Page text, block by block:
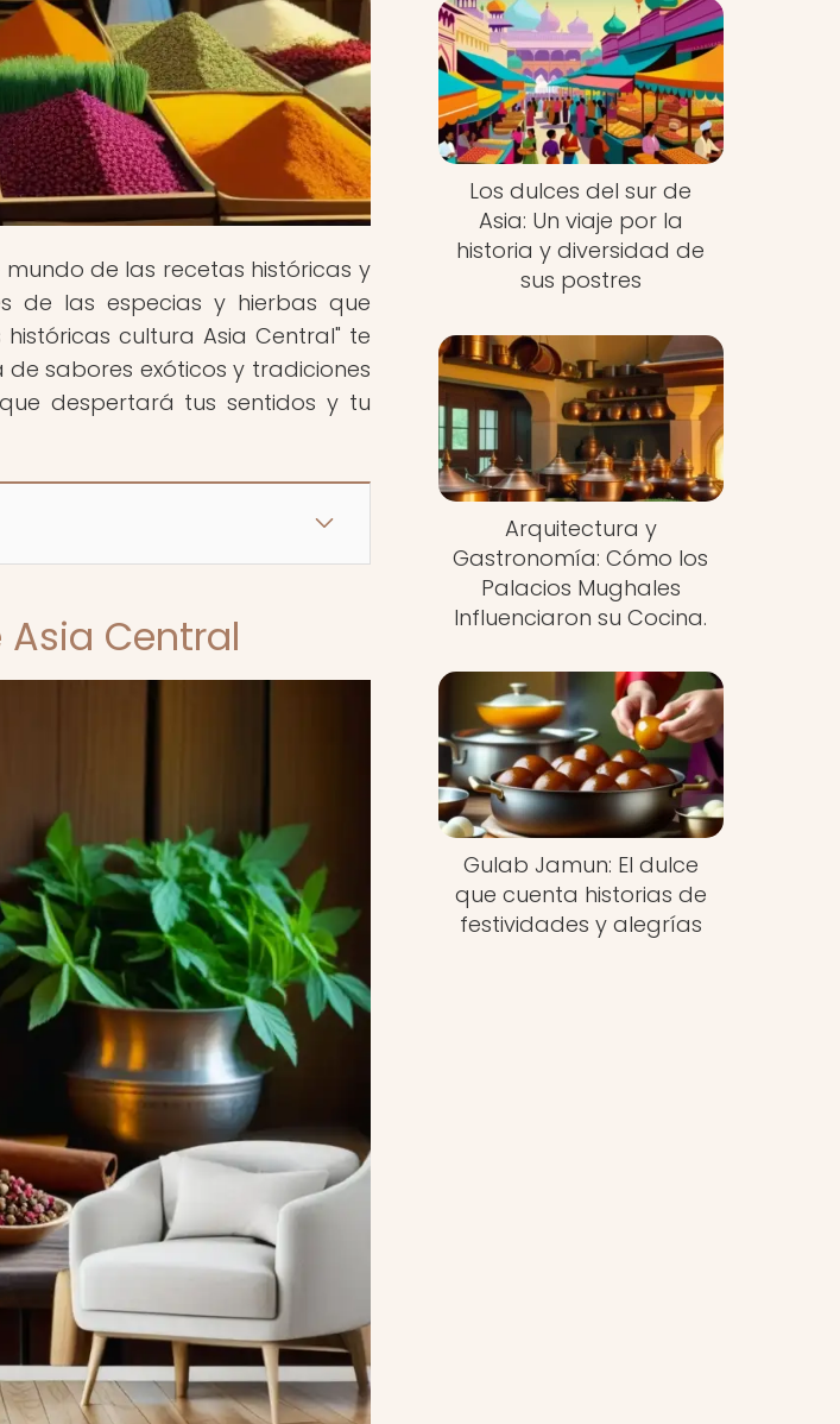
de las recetas históricas y
de las especias y hierbas que
cultura Asia Central" te
sabores exóticos y tradiciones
despertará tus sentidos y tu
Central
Los dulces del sur de
Asia: Un viaje por la
historia y diversidad de
sus postres
Arquitectura y
Gastronomía: Cómo los
Palacios Mughales
Influenciaron su Cocina.
Gulab Jamun: El dulce
que cuenta historias de
festividades y alegrías